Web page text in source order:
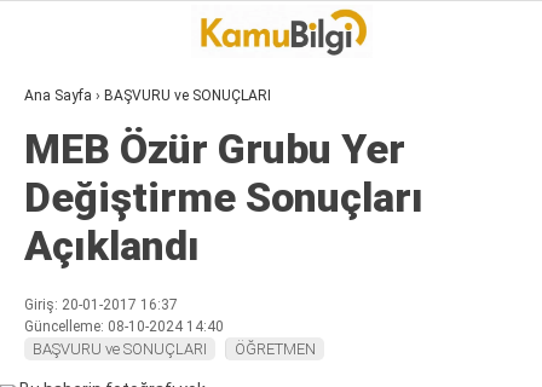
Ana Sayfa › BAŞVURU ve SONUÇLARI
MEB Özür Grubu Yer
Değiştirme Sonuçları
Açıklandı
Giriş: 20-01-2017 16:37
Güncelleme: 08-10-2024 14:40
BAŞVURU ve SONUÇLARI ÖĞRETMEN